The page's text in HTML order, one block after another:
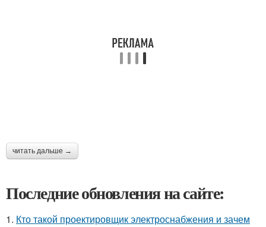
читать дальше →
Последние обновления на сайте:
1. Кто такой проектировщик электроснабжения и зачем